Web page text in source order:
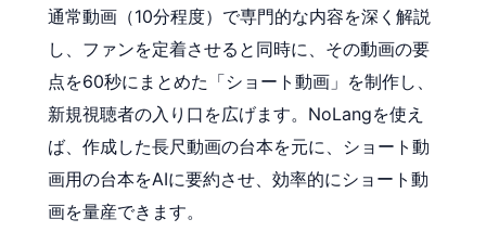
通常動画（10分程度）で専門的な内容を深く解説
し、ファンを定着させると同時に、その動画の要
点を60秒にまとめた「ショート動画」を制作し、
新規視聴者の入り口を広げます。NoLangを使え
ば、作成した長尺動画の台本を元に、ショート動
画用の台本をAIに要約させ、効率的にショート動
画を量産できます。